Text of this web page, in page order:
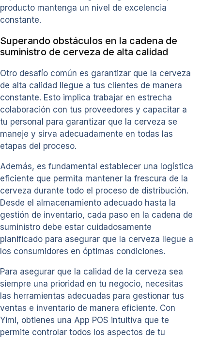
producto mantenga un nivel de excelencia
constante.
Superando obstáculos en la cadena de
suministro de cerveza de alta calidad
Otro desafío común es garantizar que la cerveza
de alta calidad llegue a tus clientes de manera
constante. Esto implica trabajar en estrecha
colaboración con tus proveedores y capacitar a
tu personal para garantizar que la cerveza se
maneje y sirva adecuadamente en todas las
etapas del proceso.
Además, es fundamental establecer una logística
eficiente que permita mantener la frescura de la
cerveza durante todo el proceso de distribución.
Desde el almacenamiento adecuado hasta la
gestión de inventario, cada paso en la cadena de
suministro debe estar cuidadosamente
planificado para asegurar que la cerveza llegue a
los consumidores en óptimas condiciones.
Para asegurar que la calidad de la cerveza sea
siempre una prioridad en tu negocio, necesitas
las herramientas adecuadas para gestionar tus
ventas e inventario de manera eficiente. Con
Yimi, obtienes una App POS intuitiva que te
permite controlar todos los aspectos de tu